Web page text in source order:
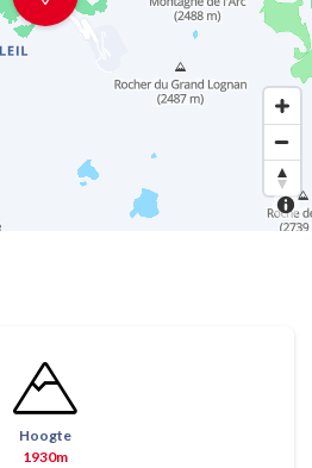
Hoogte
1930m